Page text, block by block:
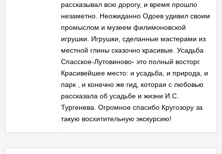
рассказывал всю дорогу, и время прошло
незаметно. Неожиданно Одоев удивил своим
промыслом и музеем филимоновской
игрушки. Игрушки, сделанные мастерами из
местной глины сказочно красивые. Усадьба
Спасское-Лутовиново- это полный восторг.
Красивейшее место: и усадьба, и природа, и
парк , и конечно же гид, которая с любовью
рассказала об усадьбе и жизни И.С.
Тургенева. Огромное спасибо Кругозору за
такую восхитительную экскурсию!